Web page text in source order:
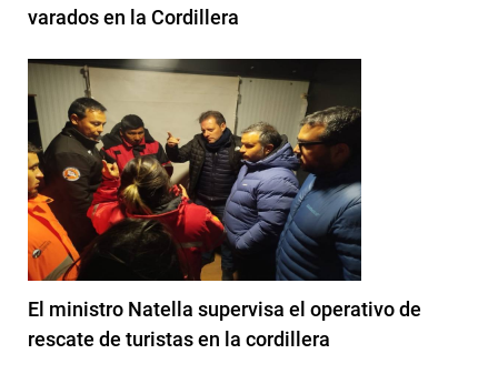
varados en la Cordillera
El ministro Natella supervisa el operativo de
rescate de turistas en la cordillera